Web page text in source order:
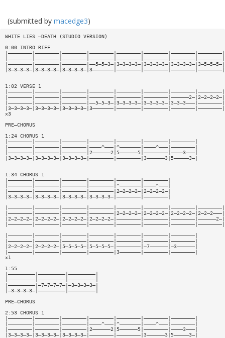
(submitted by macedge3)
WHITE LIES —DEATH (STUDIO VERSION)
0:00 INTRO RIFF
|————————|————————|————————|————————|————————|————————|————————|————————|
|————————|————————|————————|————————|————————|————————|————————|————————|
|————————|————————|————————|——5—5—3—|3—3—3—3—|3—3—3—3—|3—3—3—3—|3—5—5—5—|
|3—3—3—3—|3—3—3—3—|3—3—3—3—|3———————|————————|————————|————————|————————|
1:02 VERSE 1
|————————|————————|————————|————————|————————|————————|————————|————————|
|————————|————————|————————|————————|————————|————————|——————2—|2—2—2—2—|
|————————|————————|————————|——5—5—3—|3—3—3—3—|3—3—3—3—|3—3—3———|————————|
|3—3—3—3—|3—3—3—3—|3—3—3—3—|3———————|————————|————————|————————|————————|
x3
PRE—CHORUS
1:24 CHORUS 1
|————————|————————|————————|————————|————————|————————|————————|
|————————|————————|————————|————^———|^———————|————^———|————————|
|————————|————————|————————|2——————2|5——————5|————————|————3———|
|3—3—3—3—|3—3—3—3—|3—3—3—3—|————————|————————|3——————3|5—————3—|
1:34 CHORUS 1
|————————|————————|————————|————————|————————|————————|
|————————|————————|————————|————————|^———————|————^———|
|————————|————————|————————|————————|2—2—2—2—|2—2—2—2—|
|3—3—3—3—|3—3—3—3—|3—3—3—3—|3—3—3—3—|————————|————————|
|————————|————————|————————|————————|————————|————————|————————|————————|
|————————|————————|————————|————————|2—2—2—2—|2—2—2—2—|2—2—2—2—|2—2—2———|
|2—2—2—2—|2—2—2—2—|2—2—2—2—|2—2—2—2—|————————|————————|————————|——————2—|
|————————|————————|————————|————————|————————|————————|————————|————————|
|————————|————————|————————|————————|————————|————————|————————|
|————————|————————|————————|————————|————————|————————|————————|
|2—2—2—2—|2—2—2—2—|5—5—5—5—|5—5—5—5—|————————|—7——————|—3——————|
|————————|————————|————————|————————|3———————|————————|————————|
x1
1:55
|—————————|—————————|—————————|
|—————————|—————————|—————————|
|—————————|—7—7—7—7—|—3—3—3—3—|
|—3—3—3—3—|—————————|—————————|
PRE—CHORUS
2:53 CHORUS 1
|————————|————————|————————|————————|————————|————————|————————|
|————————|————————|————————|————^———|^———————|————^———|————————|
|————————|————————|————————|2——————2|5——————5|————————|————3———|
|3—3—3—3—|3—3—3—3—|3—3—3—3—|————————|————————|3——————3|5—————3—|